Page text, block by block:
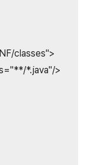
classes">
*.java"/>